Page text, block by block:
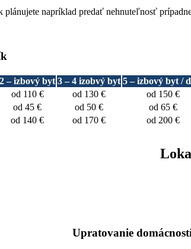
plánujete napríklad predať nehnuteľnosť
2 – izbový byt 3 – 4 izobvý byt 5 – izbový byt /
od 110 € od 130 €
od 150 €
od 45 € od 50 €
od 65 €
od 140 € od 170 € od 200 €
Upratovanie